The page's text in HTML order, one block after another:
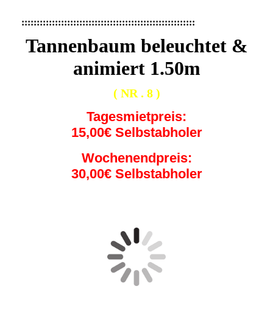
:::::::::::::::::::::::::::::::::::::::::::::::::::::::::
Tannenbaum beleuchtet &
animiert 1.50m
( NR . 8 )
Tagesmietpreis:
15,00€ Selbstabholer
Wochenendpreis:
30,00€ Selbstabholer